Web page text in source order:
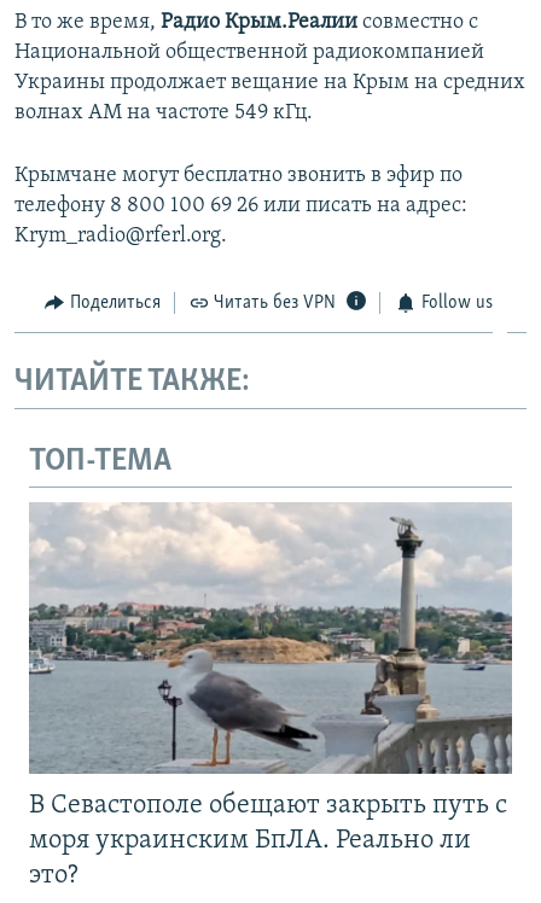
В то же время, Радио Крым.Реалии совместно с
Национальной общественной радиокомпанией
Украины продолжает вещание на Крым на средних
волнах АМ на частоте 549 кГц.
Крымчане могут бесплатно звонить в эфир по
телефону 8 800 100 69 26 или писать на адрес:
Krym_radio@rferl.org.
Поделиться Читать без VPN Follow us
ЧИТАЙТЕ ТАКЖЕ:
ТОП-ТЕМА
В Севастополе обещают закрыть путь с
моря украинским БпЛА. Реально ли
это?